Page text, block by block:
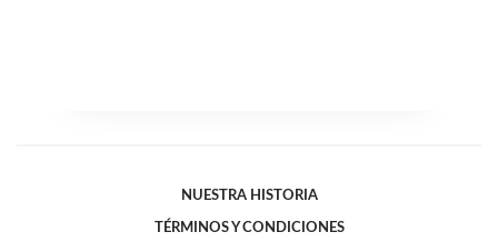
NUESTRA HISTORIA
TÉRMINOS Y CONDICIONES